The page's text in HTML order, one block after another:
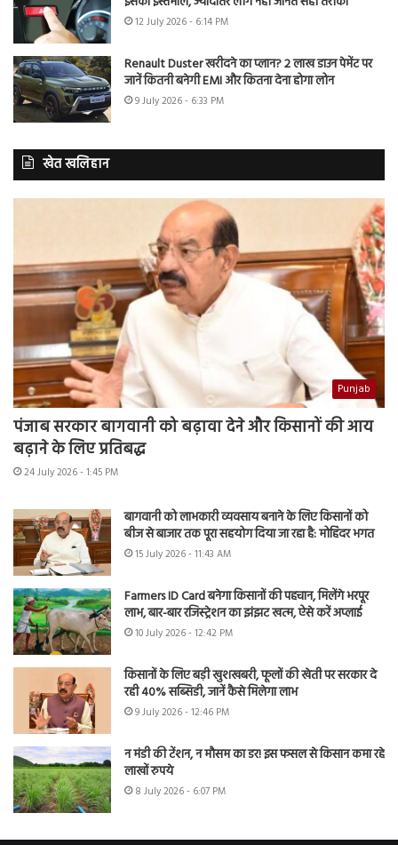
12 July 2026 - 6:14 PM
Renault Duster खरीदने का प्लान? 2 लाख डाउन पेमेंट पर
जानें कितनी बनेगी EMI और कितना देना होगा लोन
9 July 2026 - 6:33 PM
खेत खलिहान
Punjab
पंजाब सरकार बागवानी को बढ़ावा देने और किसानों की आय
बढ़ाने के लिए प्रतिबद्ध
24 July 2026 - 1:45 PM
बागवानी को लाभकारी व्यवसाय बनाने के लिए किसानों को
बीज से बाजार तक पूरा सहयोग दिया जा रहा है: मोहिंदर भगत
15 July 2026 - 11:43 AM
Farmers ID Card बनेगा किसानों की पहचान, मिलेंगे भरपूर
लाभ, बार-बार रजिस्ट्रेशन का झंझट खत्म, ऐसे करें अप्लाई
10 July 2026 - 12:42 PM
किसानों के लिए बड़ी खुशखबरी, फूलों की खेती पर सरकार दे
रही 40% सब्सिडी, जानें कैसे मिलेगा लाभ
9 July 2026 - 12:46 PM
न मंडी की टेंशन, न मौसम का डर! इस फसल से किसान कमा रहे
लाखों रुपये
8 July 2026 - 6:07 PM